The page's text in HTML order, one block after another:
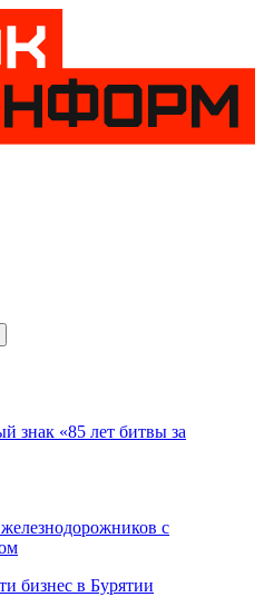
знак «85 лет битвы за
с
бизнес в Бурятии